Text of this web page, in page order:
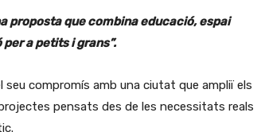
proposta que combina educació, espai
per a petits i grans”.
seu compromís amb una ciutat que ampliï els
pensats des de les necessitats reals